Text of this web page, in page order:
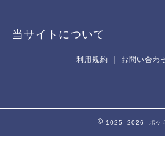
当サイトについて
利用規約 お問い合わ
1025–2026 ポケ